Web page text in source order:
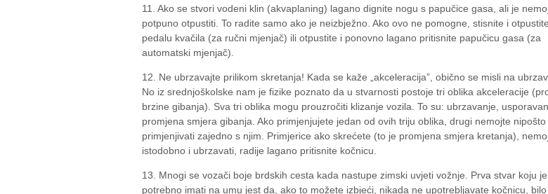
11. Ako se stvori vodeni klin (akvaplaning) lagano dignite nogu s papučice gasa, ali je
potpuno otpustiti. To radite samo ako je neizbježno. Ako ovo ne pomogne, stisnite i otpustite
pedalu kvačila (za ručni mjenjač) ili otpustite i ponovno lagano pritisnite papučicu gasa (za
automatski mjenjač).
12. Ne ubrzavajte prilikom skretanja! Kada se kaže „akceleracija”, obično se misli na
No iz srednjoškolske nam je fizike poznato da u stvarnosti postoje tri oblika akceleracije
brzine gibanja). Sva tri oblika mogu prouzročiti klizanje vozila. To su: ubrzavanje,
promjena smjera gibanja. Ako primjenjujete jedan od ovih triju oblika, drugi nemojte nipošto
primjenjivati zajedno s njim. Primjerice ako skrećete (to je promjena smjera kretanja),
istodobno i ubrzavati, radije lagano pritisnite kočnicu.
13. Mnogi se vozači boje brdskih cesta kada nastupe zimski uvjeti vožnje. Prva stvar koju je
potrebno imati na umu jest da, ako to možete izbjeći, nikada ne upotrebljavate kočnicu,